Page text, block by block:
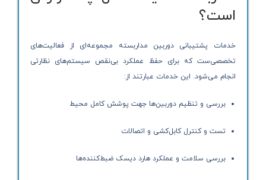
است؟
خدمات پشتیبانی دوربین مداربسته مجموعه‌ای از فعالیت‌های
تخصصی‌ست که برای حفظ عملکرد بی‌نقص سیستم‌های نظارتی
انجام می‌شود. این خدمات عبارتند از:
بررسی و تنظیم دوربین‌ها جهت پوشش کامل محیط
تست و کنترل کابل‌کشی و اتصالات
بررسی سلامت و عملکرد هارد دیسک ضبط‌کننده‌ها